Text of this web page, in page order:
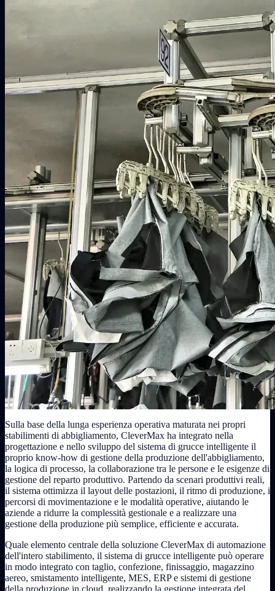
Sulla base della lunga esperienza operativa maturata nei propri
stabilimenti di abbigliamento, CleverMax ha integrato nella
progettazione e nello sviluppo del sistema di grucce intelligente il
proprio know-how di gestione della produzione dell'abbigliamento,
la logica di processo, la collaborazione tra le persone e le esigenze di
gestione del reparto produttivo. Partendo da scenari produttivi reali,
il sistema ottimizza il layout delle postazioni, il ritmo di produzione, i
percorsi di movimentazione e le modalità operative, aiutando le
aziende a ridurre la complessità gestionale e a realizzare una
gestione della produzione più semplice, efficiente e accurata.
Quale elemento centrale della soluzione CleverMax di automazione
dell'intero stabilimento, il sistema di grucce intelligente può operare
in modo integrato con taglio, confezione, finissaggio, magazzino
aereo, smistamento intelligente, MES, ERP e sistemi di gestione
della produzione in cloud, realizzando la gestione integrata del